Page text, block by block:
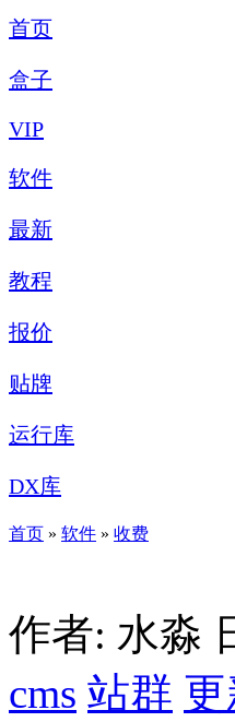
首页
盒子
VIP
软件
最新
教程
报价
贴牌
运行库
DX库
首页 » 软件 » 收费
作者: 水淼
cms 站群